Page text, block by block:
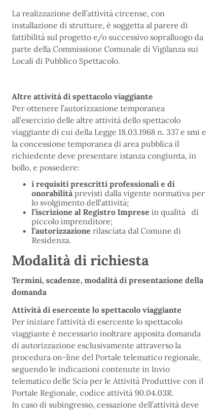
La realizzazione dell’attività circense, con
installazione di strutture, è soggetta al parere di
fattibilità sul progetto e/o successivo sopralluogo da
parte della Commissione Comunale di Vigilanza sui
Locali di Pubblico Spettacolo.
Altre attività di spettacolo viaggiante
Per ottenere l’autorizzazione temporanea
all’esercizio delle altre attività dello spettacolo
viaggiante di cui della Legge 18.03.1968 n. 337 e smi e
la concessione temporanea di area pubblica il
richiedente deve presentare istanza congiunta, in
bollo, e possedere:
i requisiti prescritti professionali e di
onorabilità previsti dalla vigente normativa per
lo svolgimento dell’attività;
l’iscrizione al Registro Imprese in qualità di
piccolo imprenditore;
l’autorizzazione rilasciata dal Comune di
Residenza.
Modalità di richiesta
Termini, scadenze, modalità di presentazione della
domanda
Attività di esercente lo spettacolo viaggiante
Per iniziare l’attività di esercente lo spettacolo
viaggiante è necessario inoltrare apposita domanda
di autorizzazione esclusivamente attraverso la
procedura on-line del Portale telematico regionale,
seguendo le indicazioni contenute in Invio
telematico delle Scia per le Attività Produttive con il
Portale Regionale, codice attività 90.04.03R.
In caso di subingresso, cessazione dell’attività deve